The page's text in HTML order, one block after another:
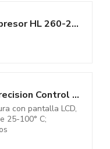
AIRPRESS - Compresor HL 260-25 8 bar 2 CV/1.5 kW 206 l/min 24 l - Compresor...
Russell Hobbs Precision Control - Hervidor
con pantalla LCD,
25-100° C;